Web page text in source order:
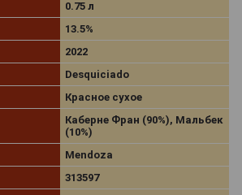
0.75 л
13.5%
2022
Desquiciado
Красное сухое
Каберне Фран (90%), Мальбек
(10%)
Mendoza
313597